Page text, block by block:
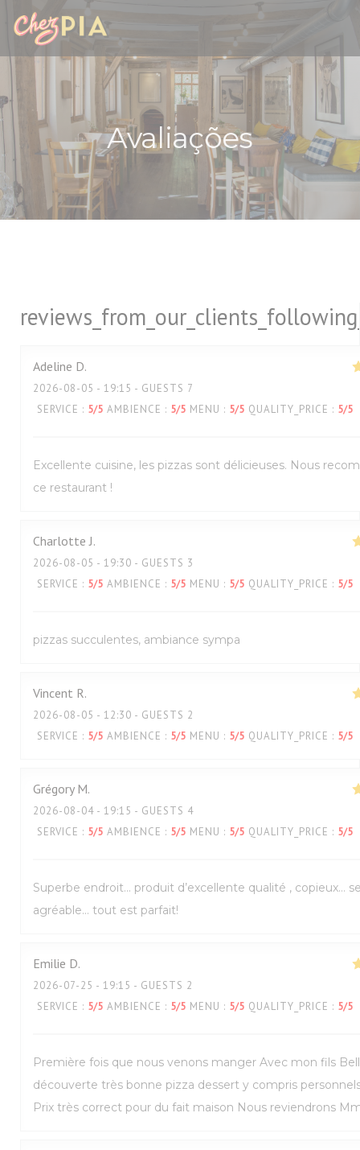
Painel de Gerenciamento de Cookies
Avaliações
Adeline D
2026-08-05 - 19:15 - GUESTS 7
SERVICE : 5/5 AMBIENCE : 5/5 MENU : 5/5 QUALITY_PRICE : 5/5
Excellente cuisine, les pizzas sont délicieuses. Nous
ce restaurant !
Charlotte J
2026-08-05 - 19:30 - GUESTS 3
SERVICE : 5/5 AMBIENCE : 5/5 MENU : 5/5 QUALITY_PRICE : 5/5
pizzas succulentes, ambiance sympa
Vincent R
2026-08-05 - 12:30 - GUESTS 2
SERVICE : 5/5 AMBIENCE : 5/5 MENU : 5/5 QUALITY_PRICE : 5/5
Grégory M
2026-08-04 - 19:15 - GUESTS 4
SERVICE : 5/5 AMBIENCE : 5/5 MENU : 5/5 QUALITY_PRICE : 5/5
Superbe endroit… produit d’excellente qualité , copieux…
agréable… tout est parfait!
Emilie D
2026-07-25 - 19:15 - GUESTS 2
SERVICE : 5/5 AMBIENCE : 5/5 MENU : 5/5 QUALITY_PRICE : 5/5
Première fois que nous venons manger Avec mon fils
découverte très bonne pizza dessert y compris
Prix très correct pour du fait maison Nous reviendrons